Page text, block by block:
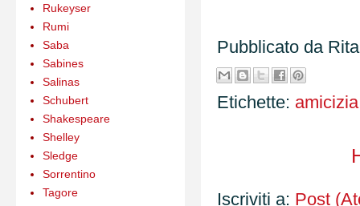
Pubblicato da
Etichette: amicizia
Iscriviti a: Post
Rukeyser
Rumi
Saba
Sabines
Salinas
Schubert
Shakespeare
Shelley
Sledge
Sorrentino
Tagore